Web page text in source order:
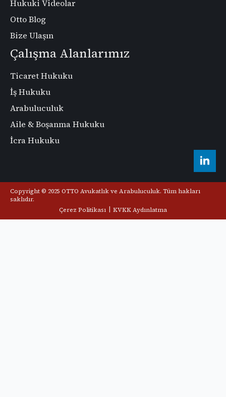
Hukuki Videolar
Otto Blog
Bize Ulaşın
Çalışma Alanlarımız
Ticaret Hukuku
İş Hukuku
Arabuluculuk
Aile & Boşanma Hukuku
İcra Hukuku
Copyright © 2025 OTTO Avukatlık ve Arabuluculuk. Tüm hakları
saklıdır.
Çerez Politikası | KVKK Aydınlatma